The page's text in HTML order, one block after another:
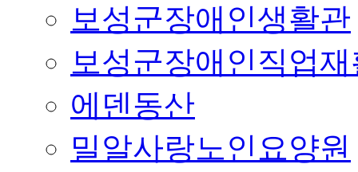
보성군장애인생활관
보성군장애인직업
에덴동산
밀알사랑노인요양원